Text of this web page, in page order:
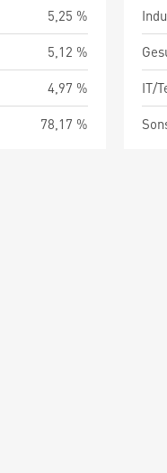
5,25 %
5,12 %
4,97 %
78,17 %
IT/